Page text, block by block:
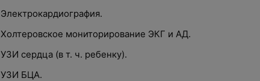
Электрокардиография.
Холтеровское мониторирование ЭКГ и АД.
УЗИ сердца (в т. ч. ребенку).
УЗИ БЦА.